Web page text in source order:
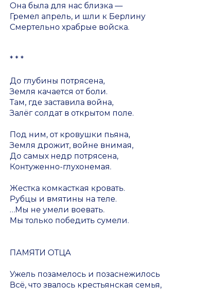
Она была для нас близка —
Гремел апрель, и шли к Берлину
Смертельно храбрые войска.
* * *
До глубины потрясена,
Земля качается от боли.
Там, где заставила война,
Залёг солдат в открытом поле.
Под ним, от кровушки пьяна,
Земля дрожит, войне внимая,
До самых недр потрясена,
Контуженно-глухонемая.
Жестка комкасткая кровать.
Рубцы и вмятины на теле.
…Мы не умели воевать.
Мы только победить сумели.
ПАМЯТИ ОТЦА
Ужель позамелось и позаснежилось
Всё, что звалось крестьянская семья,